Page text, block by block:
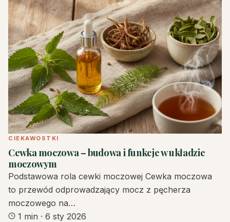
CIEKAWOSTKI
Cewka moczowa – budowa i funkcje w układzie
moczowym
Podstawowa rola cewki moczowej Cewka moczowa
to przewód odprowadzający mocz z pęcherza
moczowego na…
1 min · 6 sty 2026